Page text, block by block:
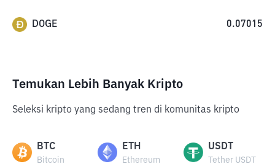
DOGE 0.07015
Temukan Lebih Banyak Kripto
Seleksi kripto yang sedang tren di komunitas kripto
BTC
Bitcoin
ETH
Ethereum
USDT
Tether USDT